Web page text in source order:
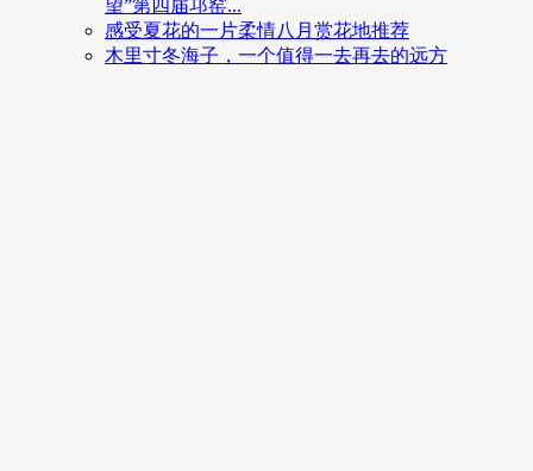
望”第四届邛窑...
感受夏花的一片柔情八月赏花地推荐
木里寸冬海子，一个值得一去再去的远方